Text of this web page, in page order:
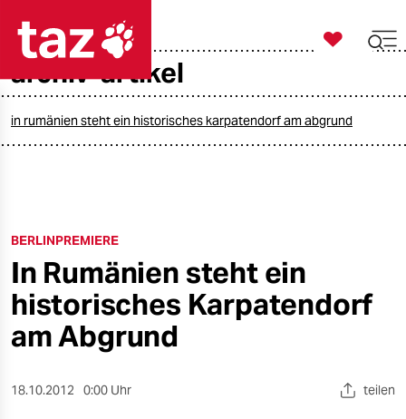
taz zahl ich
öko
gesellschaft
kultur

taz zahl ich
archiv-artikel
in rumänien steht ein historisches karpatendorf am abgrund
BERLINPREMIERE
In Rumänien steht ein
historisches Karpatendorf
am Abgrund
18.10.2012 0:00 Uhr teilen